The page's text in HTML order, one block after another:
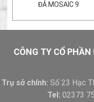
ĐÁ MOSAIC 9
CÔNG TY CỔ
Trụ sở chính: Số 23 Hạc
Tel: 02373